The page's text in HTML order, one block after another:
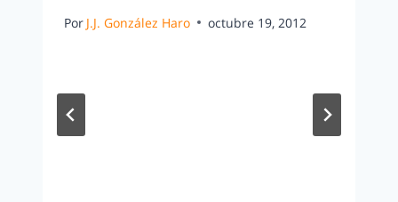
Por J.J. González Haro octubre 19, 2012